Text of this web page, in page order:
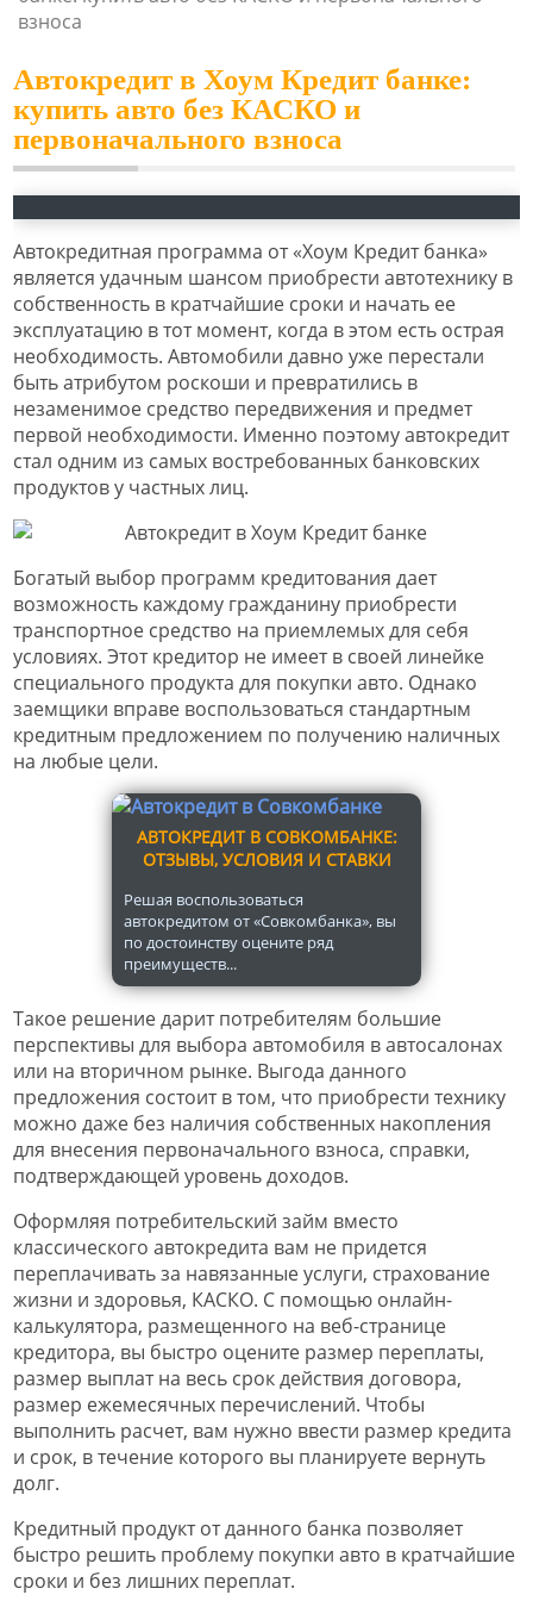
взноса
Автокредит в Хоум Кредит банке:
купить авто без КАСКО и
первоначального взноса
Автокредитная программа от «Хоум Кредит банка»
является удачным шансом приобрести автотехнику в
собственность в кратчайшие сроки и начать ее
эксплуатацию в тот момент, когда в этом есть острая
необходимость. Автомобили давно уже перестали
быть атрибутом роскоши и превратились в
незаменимое средство передвижения и предмет
первой необходимости. Именно поэтому автокредит
стал одним из самых востребованных банковских
продуктов у частных лиц.
Богатый выбор программ кредитования дает
возможность каждому гражданину приобрести
транспортное средство на приемлемых для себя
условиях. Этот кредитор не имеет в своей линейке
специального продукта для покупки авто. Однако
заемщики вправе воспользоваться стандартным
кредитным предложением по получению наличных
на любые цели.
АВТОКРЕДИТ В СОВКОМБАНКЕ:
ОТЗЫВЫ, УСЛОВИЯ И СТАВКИ
Решая воспользоваться
автокредитом от «Совкомбанка», вы
по достоинству оцените ряд
преимуществ...
Такое решение дарит потребителям большие
перспективы для выбора автомобиля в автосалонах
или на вторичном рынке. Выгода данного
предложения состоит в том, что приобрести технику
можно даже без наличия собственных накопления
для внесения первоначального взноса, справки,
подтверждающей уровень доходов.
Оформляя потребительский займ вместо
классического автокредита вам не придется
переплачивать за навязанные услуги, страхование
жизни и здоровья, КАСКО. С помощью онлайн-
калькулятора, размещенного на веб-странице
кредитора, вы быстро оцените размер переплаты,
размер выплат на весь срок действия договора,
размер ежемесячных перечислений. Чтобы
выполнить расчет, вам нужно ввести размер кредита
и срок, в течение которого вы планируете вернуть
долг.
Кредитный продукт от данного банка позволяет
быстро решить проблему покупки авто в кратчайшие
сроки и без лишних переплат.